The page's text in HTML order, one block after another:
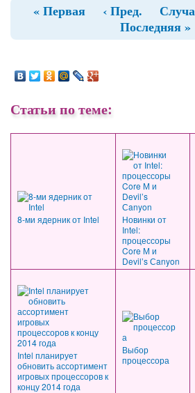
« Первая ‹ Пред.
Последняя »
Статьи по теме:
8-ми ядерник от Intel
Новинки от
Intel:
процессоры
Core М и
Devil’s Сanyon
Intel планирует
обновить ассортимент
игровых процессоров к
концу 2014 года
Выбор
процессора